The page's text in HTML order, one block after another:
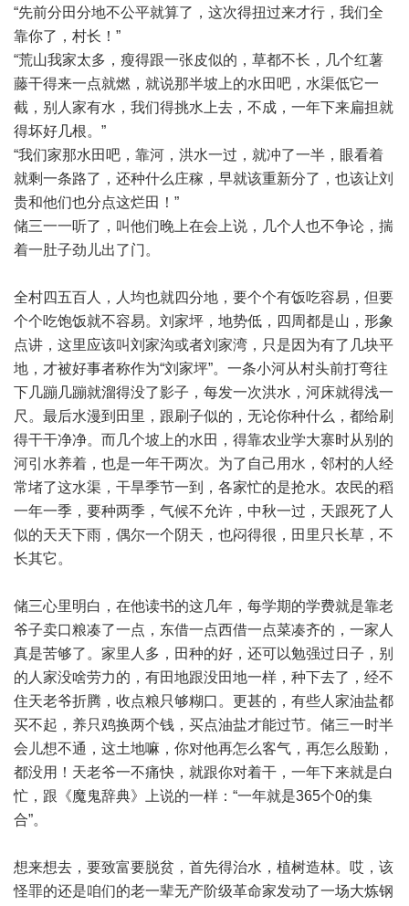
“先前分田分地不公平就算了，这次得扭过来才行，我们全
靠你了，村长！”
“荒山我家太多，瘦得跟一张皮似的，草都不长，几个红薯
藤干得来一点就燃，就说那半坡上的水田吧，水渠低它一
截，别人家有水，我们得挑水上去，不成，一年下来扁担就
得坏好几根。”
“我们家那水田吧，靠河，洪水一过，就冲了一半，眼看着
就剩一条路了，还种什么庄稼，早就该重新分了，也该让刘
贵和他们也分点这烂田！”
储三一一听了，叫他们晚上在会上说，几个人也不争论，揣
着一肚子劲儿出了门。
全村四五百人，人均也就四分地，要个个有饭吃容易，但要
个个吃饱饭就不容易。刘家坪，地势低，四周都是山，形象
点讲，这里应该叫刘家沟或者刘家湾，只是因为有了几块平
地，才被好事者称作为“刘家坪”。一条小河从村头前打弯往
下几蹦几蹦就溜得没了影子，每发一次洪水，河床就得浅一
尺。最后水漫到田里，跟刷子似的，无论你种什么，都给刷
得干干净净。而几个坡上的水田，得靠农业学大寨时从别的
河引水养着，也是一年干两次。为了自己用水，邻村的人经
常堵了这水渠，干旱季节一到，各家忙的是抢水。农民的稻
一年一季，要种两季，气候不允许，中秋一过，天跟死了人
似的天天下雨，偶尔一个阴天，也闷得很，田里只长草，不
长其它。
储三心里明白，在他读书的这几年，每学期的学费就是靠老
爷子卖口粮凑了一点，东借一点西借一点菜凑齐的，一家人
真是苦够了。家里人多，田种的好，还可以勉强过日子，别
的人家没啥劳力的，有田地跟没田地一样，种下去了，经不
住天老爷折腾，收点粮只够糊口。更甚的，有些人家油盐都
买不起，养只鸡换两个钱，买点油盐才能过节。储三一时半
会儿想不通，这土地嘛，你对他再怎么客气，再怎么殷勤，
都没用！天老爷一不痛快，就跟你对着干，一年下来就是白
忙，跟《魔鬼辞典》上说的一样：“一年就是365个0的集
合”。
想来想去，要致富要脱贫，首先得治水，植树造林。哎，该
怪罪的还是咱们的老一辈无产阶级革命家发动了一场大炼钢